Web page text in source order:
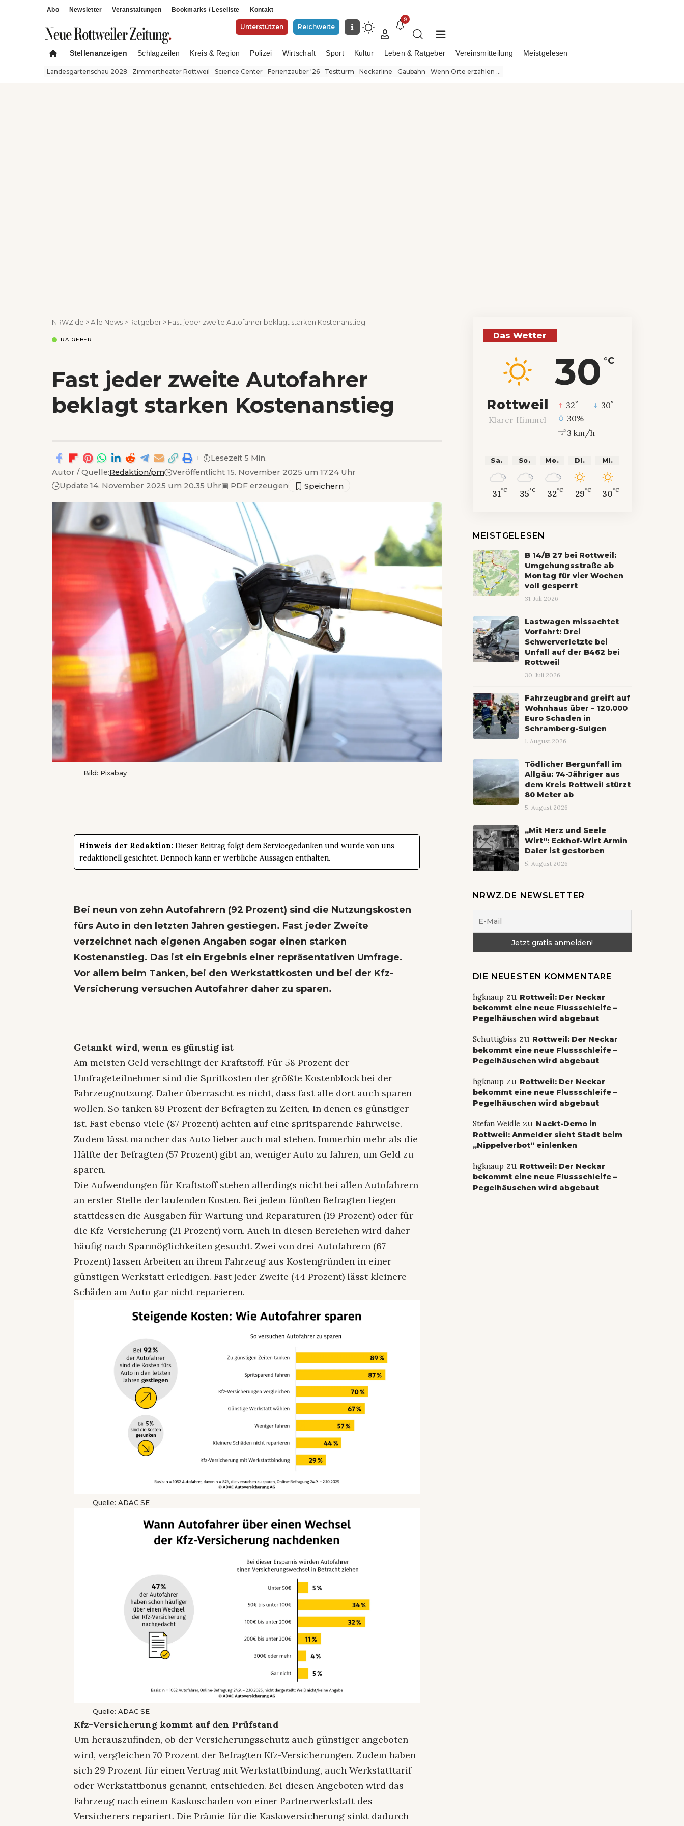
Abo Newsletter Veranstaltungen Bookmarks / Leseliste Kontakt
Unterstützen Reichweite
9
Stellenanzeigen Schlagzeilen Kreis & Region Polizei Wirtschaft Sport Kultur Leben & Ratgeber Vereinsmitteilung Meistgelesen
Landesgartenschau 2028 Zimmertheater Rottweil Science Center Ferienzauber '26 Testturm Neckarline Gäubahn Wenn Orte erzählen ...
NRWZ.de >Alle News > Ratgeber > Fast jeder zweite Autofahrer beklagt starken Kostenanstieg
RATGEBER
Fast jeder zweite Autofahrer
beklagt starken Kostenanstieg
Autor / Quelle:Redaktion/pm
Veröffentlicht 15. November 2025 um 17.24 Uhr
Update 14. November 2025 um 20.35 Uhr▣ PDF erzeugen
Lesezeit 5 Min.
Bild: Pixabay
Hinweis der Redaktion: Dieser Beitrag folgt dem Servicegedanken und wurde von uns
redaktionell gesichtet. Dennoch kann er werbliche Aussagen enthalten.
Bei neun von zehn Autofahrern (92 Prozent) sind die Nutzungskosten
fürs Auto in den letzten Jahren gestiegen. Fast jeder Zweite
verzeichnet nach eigenen Angaben sogar einen starken
Kostenanstieg. Das ist ein Ergebnis einer repräsentativen Umfrage.
Vor allem beim Tanken, bei den Werkstattkosten und bei der Kfz-
Versicherung versuchen Autofahrer daher zu sparen.
Getankt wird, wenn es günstig ist
Am meisten Geld verschlingt der Kraftstoff. Für 58 Prozent der
Umfrageteilnehmer sind die Spritkosten der größte Kostenblock bei der
Fahrzeugnutzung. Daher überrascht es nicht, dass fast alle dort auch sparen
wollen. So tanken 89 Prozent der Befragten zu Zeiten, in denen es günstiger
ist. Fast ebenso viele (87 Prozent) achten auf eine spritsparende Fahrweise.
Zudem lässt mancher das Auto lieber auch mal stehen. Immerhin mehr als die
Hälfte der Befragten (57 Prozent) gibt an, weniger Auto zu fahren, um Geld zu
sparen.
Die Aufwendungen für Kraftstoff stehen allerdings nicht bei allen Autofahrern
an erster Stelle der laufenden Kosten. Bei jedem fünften Befragten liegen
stattdessen die Ausgaben für Wartung und Reparaturen (19 Prozent) oder für
die Kfz-Versicherung (21 Prozent) vorn. Auch in diesen Bereichen wird daher
häufig nach Sparmöglichkeiten gesucht. Zwei von drei Autofahrern (67
Prozent) lassen Arbeiten an ihrem Fahrzeug aus Kostengründen in einer
günstigen Werkstatt erledigen. Fast jeder Zweite (44 Prozent) lässt kleinere
Schäden am Auto gar nicht reparieren.
Quelle: ADAC SE
Quelle: ADAC SE
Kfz-Versicherung kommt auf den Prüfstand
Um herauszufinden, ob der Versicherungsschutz auch günstiger angeboten
wird, vergleichen 70 Prozent der Befragten Kfz-Versicherungen. Zudem haben
sich 29 Prozent für einen Vertrag mit Werkstattbindung, auch Werkstatttarif
oder Werkstattbonus genannt, entschieden. Bei diesen Angeboten wird das
Fahrzeug nach einem Kaskoschaden von einer Partnerwerkstatt des
Versicherers repariert. Die Prämie für die Kaskoversicherung sinkt dadurch
Das Wetter
30 °C
Rottweil
Klarer Himmel
32° 30°
30%
3 km/h
Sa.
31°C
So.
35°C
Mo.
32°C
Di.
29°C
Mi.
30°C
MEISTGELESEN
B 14/B 27 bei Rottweil:
Umgehungsstraße ab
Montag für vier Wochen
voll gesperrt
31. Juli 2026
Lastwagen missachtet
Vorfahrt: Drei
Schwerverletzte bei
Unfall auf der B462 bei
Rottweil
30. Juli 2026
Fahrzeugbrand greift auf
Wohnhaus über – 120.000
Euro Schaden in
Schramberg-Sulgen
1. August 2026
Tödlicher Bergunfall im
Allgäu: 74-Jähriger aus
dem Kreis Rottweil stürzt
80 Meter ab
5. August 2026
„Mit Herz und Seele
Wirt“: Eckhof-Wirt Armin
Daler ist gestorben
5. August 2026
NRWZ.DE NEWSLETTER
DIE NEUESTEN KOMMENTARE
hgknaupzu Rottweil: Der Neckar
bekommt eine neue Flussschleife –
Pegelhäuschen wird abgebaut
Schuttigbiss zu Rottweil: Der Neckar
bekommt eine neue Flussschleife –
Pegelhäuschen wird abgebaut
hgknaupzu Rottweil: Der Neckar
bekommt eine neue Flussschleife –
Pegelhäuschen wird abgebaut
Stefan Weidle zu Nackt-Demo in
Rottweil: Anmelder sieht Stadt beim
„Nippelverbot“ einlenken
hgknaupzu Rottweil: Der Neckar
bekommt eine neue Flussschleife –
Pegelhäuschen wird abgebaut